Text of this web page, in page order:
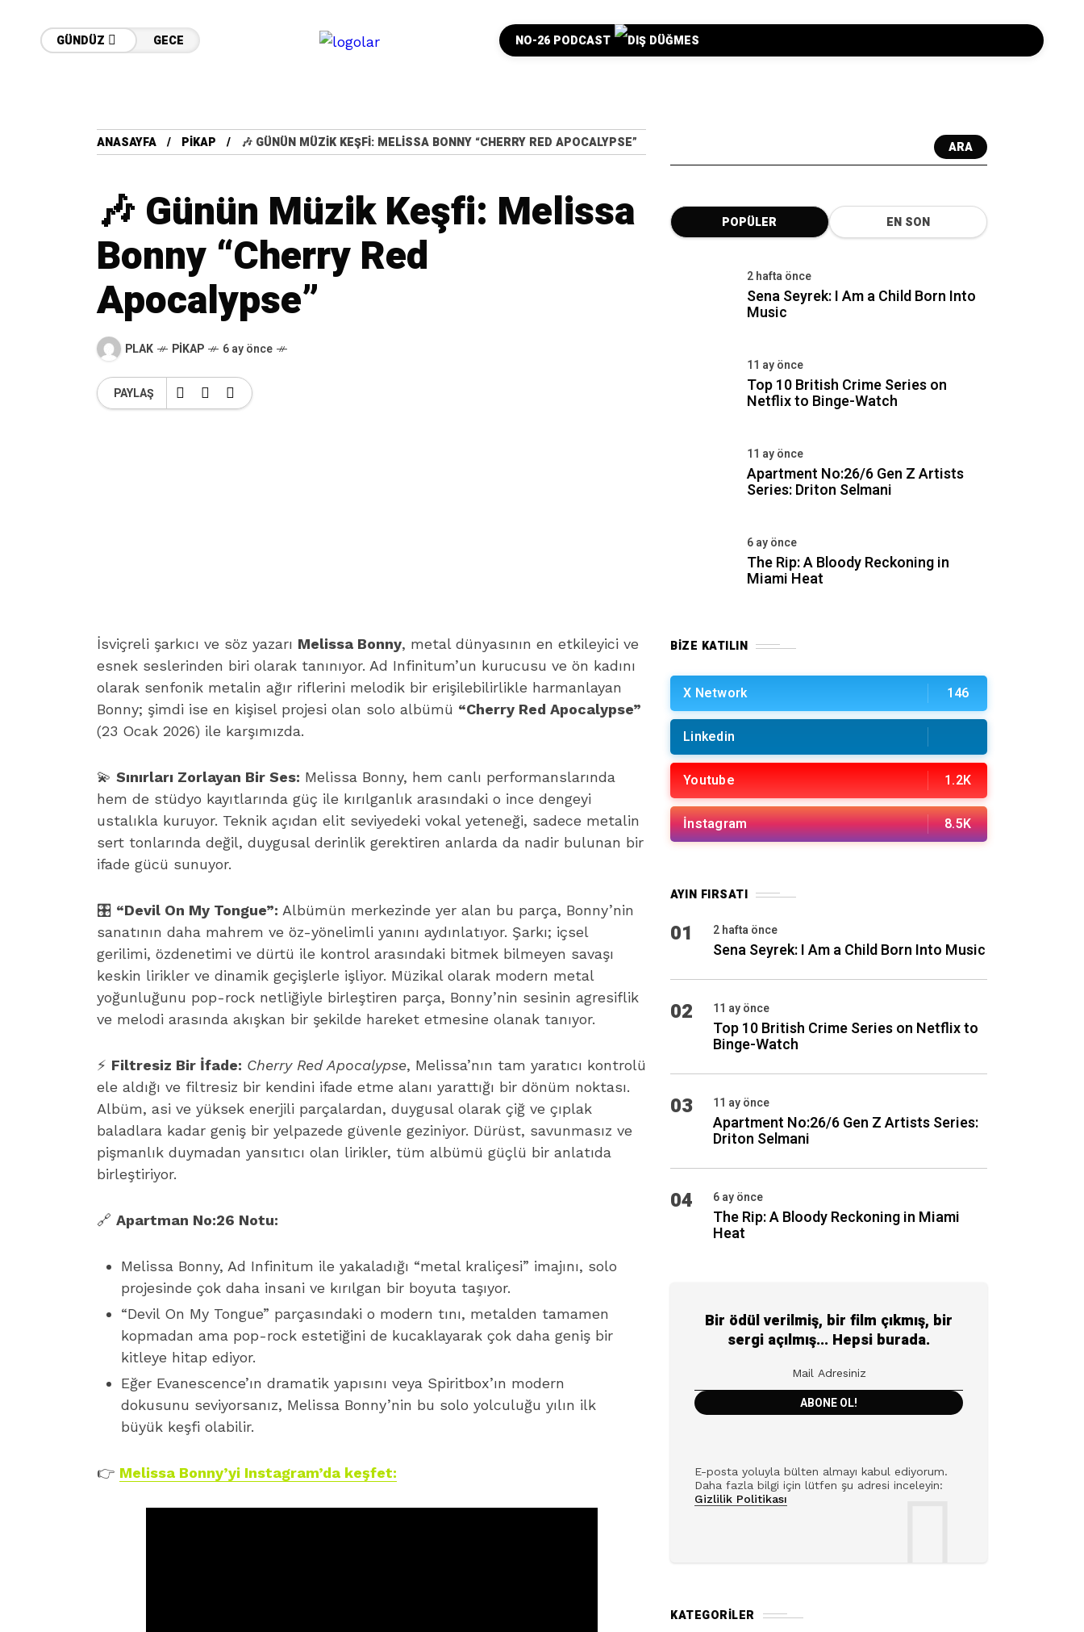
GÜNDÜZ GECE NO-26 PODCAST
ANASAYFA PIKAP 🎶 GÜNÜN MÜZIK KEŞFI: MELISSA BONNY “CHERRY RED APOCALYPSE”
🎶 Günün Müzik Keşfi: Melissa
Bonny “Cherry Red
Apocalypse”
PLAK PIKAP 6 ay önce
PAYLAŞ
İsviçreli şarkıcı ve söz yazarı Melissa Bonny, metal dünyasının en etkileyici ve
esnek seslerinden biri olarak tanınıyor. Ad Infinitum’un kurucusu ve ön kadını
olarak senfonik metalin ağır riflerini melodik bir erişilebilirlikle harmanlayan
Bonny; şimdi ise en kişisel projesi olan solo albümü “Cherry Red Apocalypse”
(23 Ocak 2026) ile karşımızda.
💫 Sınırları Zorlayan Bir Ses: Melissa Bonny, hem canlı performanslarında
hem de stüdyo kayıtlarında güç ile kırılganlık arasındaki o ince dengeyi
ustalıkla kuruyor. Teknik açıdan elit seviyedeki vokal yeteneği, sadece metalin
sert tonlarında değil, duygusal derinlik gerektiren anlarda da nadir bulunan bir
ifade gücü sunuyor.
🎛️ “Devil On My Tongue”: Albümün merkezinde yer alan bu parça, Bonny’nin
sanatının daha mahrem ve öz-yönelimli yanını aydınlatıyor. Şarkı; içsel
gerilimi, özdenetimi ve dürtü ile kontrol arasındaki bitmek bilmeyen savaşı
keskin lirikler ve dinamik geçişlerle işliyor. Müzikal olarak modern metal
yoğunluğunu pop-rock netliğiyle birleştiren parça, Bonny’nin sesinin agresiflik
ve melodi arasında akışkan bir şekilde hareket etmesine olanak tanıyor.
⚡ Filtresiz Bir İfade: Cherry Red Apocalypse, Melissa’nın tam yaratıcı kontrolü
ele aldığı ve filtresiz bir kendini ifade etme alanı yarattığı bir dönüm noktası.
Albüm, asi ve yüksek enerjili parçalardan, duygusal olarak çiğ ve çıplak
baladlara kadar geniş bir yelpazede güvenle geziniyor. Dürüst, savunmasız ve
pişmanlık duymadan yansıtıcı olan lirikler, tüm albümü güçlü bir anlatıda
birleştiriyor.
🔗 Apartman No:26 Notu:
Melissa Bonny, Ad Infinitum ile yakaladığı “metal kraliçesi” imajını, solo
projesinde çok daha insani ve kırılgan bir boyuta taşıyor.
“Devil On My Tongue” parçasındaki o modern tını, metalden tamamen
kopmadan ama pop-rock estetiğini de kucaklayarak çok daha geniş bir
kitleye hitap ediyor.
Eğer Evanescence’ın dramatik yapısını veya Spiritbox’ın modern
dokusunu seviyorsanız, Melissa Bonny’nin bu solo yolculuğu yılın ilk
büyük keşfi olabilir.
👉 Melissa Bonny’yi Instagram’da keşfet:
ARA
POPÜLER EN SON
2 hafta önce
Sena Seyrek: I Am a Child Born Into
Music
11 ay önce
Top 10 British Crime Series on
Netflix to Binge-Watch
11 ay önce
Apartment No:26/6 Gen Z Artists
Series: Driton Selmani
6 ay önce
The Rip: A Bloody Reckoning in
Miami Heat
BIZE KATILIN
X Network 146
Linkedin
Youtube 1.2K
İnstagram 8.5K
AYIN FIRSATI
01 2 hafta önce
Sena Seyrek: I Am a Child Born Into Music
02 11 ay önce
Top 10 British Crime Series on Netflix to
Binge-Watch
03 11 ay önce
Apartment No:26/6 Gen Z Artists Series:
Driton Selmani
04 6 ay önce
The Rip: A Bloody Reckoning in Miami
Heat
Bir ödül verilmiş, bir film çıkmış, bir
sergi açılmış... Hepsi burada.
E-posta yoluyla bülten almayı kabul ediyorum.
Daha fazla bilgi için lütfen şu adresi inceleyin:
Gizlilik Politikası
KATEGORILER